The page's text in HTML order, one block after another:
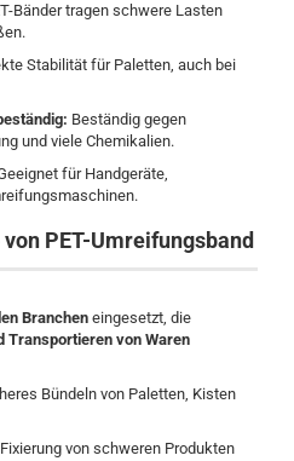
Bänder tragen schwere Lasten
Stabilität für Paletten, auch bei
Beständig gegen
und viele Chemikalien.
für Handgeräte,
PET-Umreifungsband
Brancheneingesetzt, die
Transportieren von Waren
Bündeln von Paletten, Kisten
Fixierung von schweren Produkten